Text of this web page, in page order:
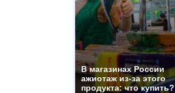
В магазинах России
ажиотаж из-за этого
продукта: что купить?